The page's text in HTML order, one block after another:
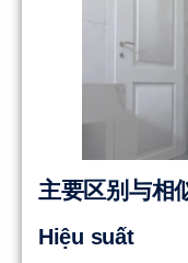
主要区别与相
Hiệu suất